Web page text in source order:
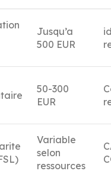
Jusqu’a
500 EUR
50-300
EUR
Variable
selon
ressources